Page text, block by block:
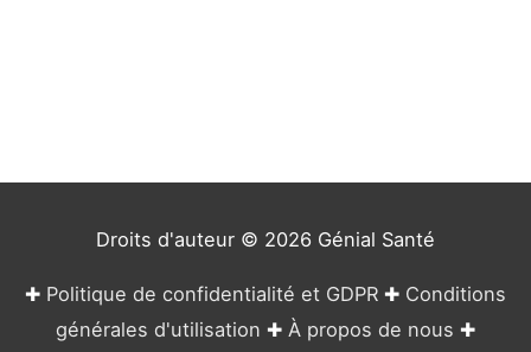
Droits d'auteur © 2026 Génial Santé
✚ Politique de confidentialité et GDPR ✚ Conditions
générales d'utilisation ✚ À propos de nous ✚